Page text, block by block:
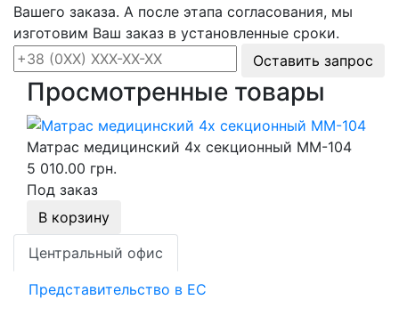
Вашего заказа. А после этапа согласования, мы
изготовим Ваш заказ в установленные сроки.
Оставить запрос
Просмотренные товары
Матрас медицинский 4х секционный ММ-104
5 010.00 грн.
Под заказ
В корзину
Центральный офис
Представительство в ЕС